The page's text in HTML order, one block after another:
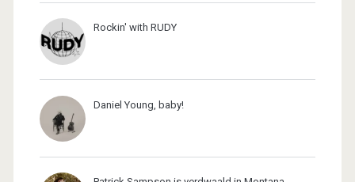
Rockin' with RUDY
Daniel Young, baby!